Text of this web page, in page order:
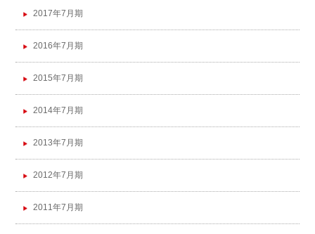
2017年7月期
2016年7月期
2015年7月期
2014年7月期
2013年7月期
2012年7月期
2011年7月期